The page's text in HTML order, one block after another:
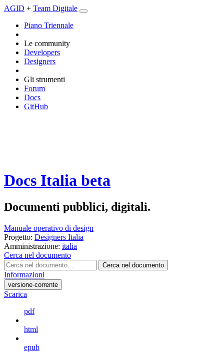
AGID + Team Digitale
Piano Triennale
Le community
Developers
Designers
Gli strumenti
Forum
Docs
GitHub
Docs Italia beta
Documenti pubblici, digitali.
Manuale operativo di design
Progetto: Designers Italia
Amministrazione: italia
Cerca nel documento
Cerca nel documento
Informazioni
versione-corrente
Scarica
pdf
html
epub